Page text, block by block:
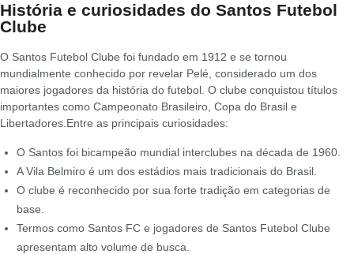
História e curiosidades do Santos Futebol
Clube
O Santos Futebol Clube foi fundado em 1912 e se tornou
mundialmente conhecido por revelar Pelé, considerado um dos
maiores jogadores da história do futebol. O clube conquistou títulos
importantes como Campeonato Brasileiro, Copa do Brasil e
Libertadores. Entre as principais curiosidades:
O Santos foi bicampeão mundial interclubes na década de 1960.
A Vila Belmiro é um dos estádios mais tradicionais do Brasil.
O clube é reconhecido por sua forte tradição em categorias de
base.
Termos como Santos FC e jogadores de Santos Futebol Clube
apresentam alto volume de busca.